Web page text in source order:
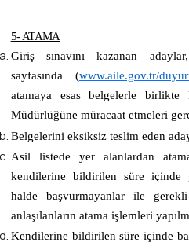
5- ATAMA
Giriş sınavını kazanan
sayfasında (www.aile.gov.tr/
atamaya esas belgelerle birlikte
Müdürlüğüne müracaat etmeleri
Belgelerini eksiksiz teslim eden
Asil listede yer alanlardan
kendilerine bildirilen süre içinde
halde başvurmayanlar ile gerekli
anlaşılanların atama işlemleri
Kendilerine bildirilen süre içinde